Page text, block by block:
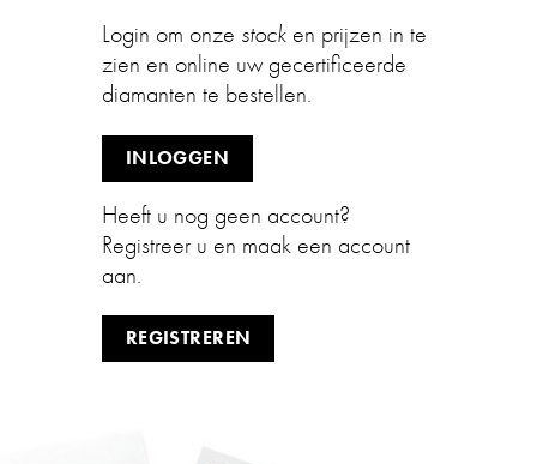
Login om onze stock en prijzen in te
zien en online uw gecertificeerde
diamanten te bestellen.
INLOGGEN
Heeft u nog geen account?
Registreer u en maak een account
aan.
REGISTREREN